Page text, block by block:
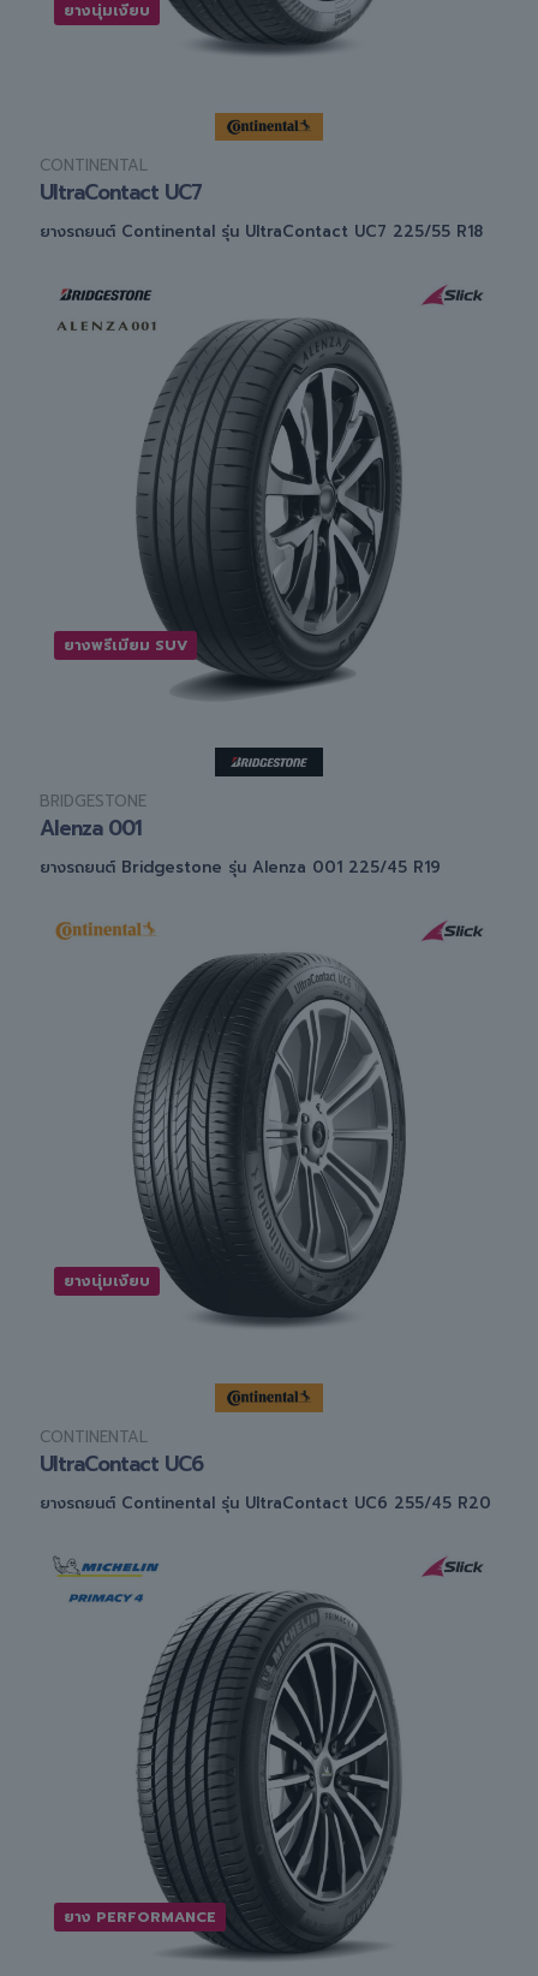
ยางนุ่มเงียบ
CONTINENTAL
UltraContact UC7
ยางรถยนต์ Continental รุ่น UltraContact UC7 225/55 R18
ยางพรีเมียม SUV
BRIDGESTONE
Alenza 001
ยางรถยนต์ Bridgestone รุ่น Alenza 001 225/45 R19
ยางนุ่มเงียบ
CONTINENTAL
UltraContact UC6
ยางรถยนต์ Continental รุ่น UltraContact UC6 255/45 R20
ยาง PERFORMANCE